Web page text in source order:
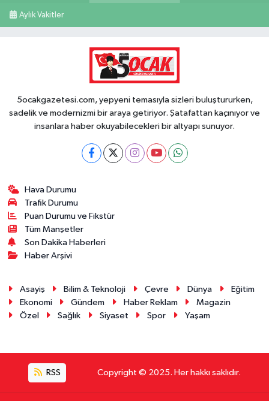
Aylık Vakitler
5ocakgazetesi.com, yepyeni temasıyla sizleri buluştururken,
sadelik ve modernizmi bir araya getiriyor. Şatafattan kaçınıyor ve
insanlara haber okuyabilecekleri bir altyapı sunuyor.
Hava Durumu
Trafik Durumu
Puan Durumu ve Fikstür
Tüm Manşetler
Son Dakika Haberleri
Haber Arşivi
Asayiş Bilim & Teknoloji Çevre Dünya
Eğitim
Ekonomi
Gündem Haber Reklam
Magazin
Özel
Sağlık Siyaset Spor Yaşam
RSS Copyright © 2025. Her hakkı saklıdır.